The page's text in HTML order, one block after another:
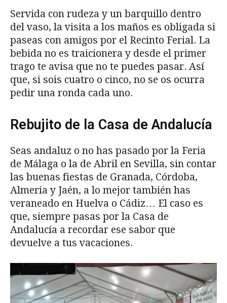
Servida con rudeza y un barquillo dentro
del vaso, la visita a los maños es obligada si
paseas con amigos por el Recinto Ferial. La
bebida no es traicionera y desde el primer
trago te avisa que no te puedes pasar. Así
que, si sois cuatro o cinco, no se os ocurra
pedir una ronda cada uno.
Rebujito de la Casa de Andalucía
Seas andaluz o no has pasado por la Feria
de Málaga o la de Abril en Sevilla, sin contar
las buenas fiestas de Granada, Córdoba,
Almería y Jaén, a lo mejor también has
veraneado en Huelva o Cádiz… El caso es
que, siempre pasas por la Casa de
Andalucía a recordar ese sabor que
devuelve a tus vacaciones.